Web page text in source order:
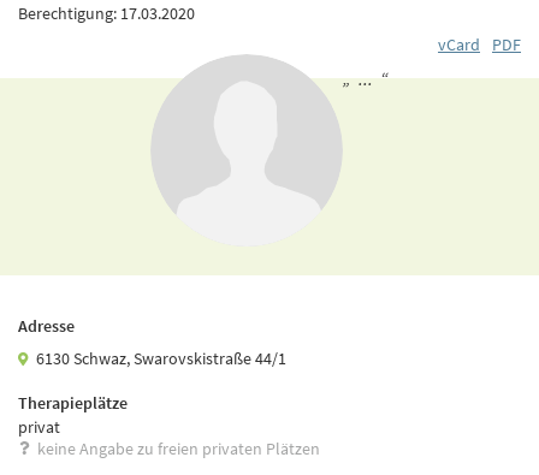
Berechtigung: 17.03.2020
vCard
PDF
„ ... “
Adresse
6130 Schwaz, Swarovskistraße 44/1
Therapieplätze
privat
keine Angabe zu freien privaten Plätzen